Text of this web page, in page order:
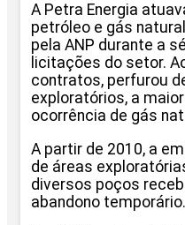
A Petra Energia
petróleo e gás
pela ANP durante a
licitações do setor.
contratos, perfurou
exploratórios, a
ocorrência de gás
A partir de 2010, a
de áreas
diversos poços
abandono temporário.